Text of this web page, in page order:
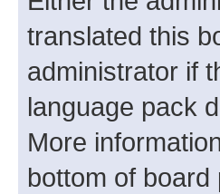
translated this
administrator if
language pack
More
bottom of board